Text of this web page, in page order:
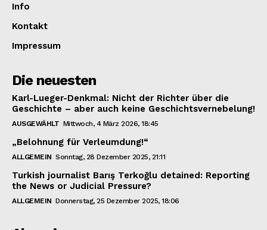
Info
Kontakt
Impressum
Die neuesten
Karl-Lueger-Denkmal: Nicht der Richter über die
Geschichte – aber auch keine Geschichtsvernebelung!
AUSGEWÄHLT Mittwoch, 4 März 2026, 18:45
„Belohnung für Verleumdung!“
ALLGEMEIN Sonntag, 28 Dezember 2025, 21:11
Turkish journalist Barış Terkoğlu detained: Reporting
the News or Judicial Pressure?
ALLGEMEIN Donnerstag, 25 Dezember 2025, 18:06